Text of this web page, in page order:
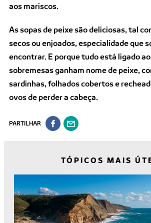
aos mariscos.
As sopas de peixe são deliciosas, tal
secos ou enjoados, especialidade que
encontrar. E porque tudo está ligado
sobremesas ganham nome de peixe,
sardinhas, folhados cobertos e
ovos de perder a cabeça.
PARTILHAR
TÓPICOS MAIS